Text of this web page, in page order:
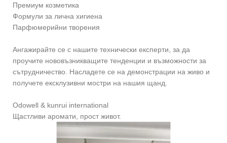
Премиум козметика
Формули за лична хигиена
Парфюмерийни творения
Ангажирайте се с нашите технически експерти, за да
проучите нововъзникващите тенденции и възможности за
сътрудничество. Насладете се на демонстрации на живо и
получете ексклузивни мостри на нашия щанд.
Odowell & kunrui international
Щастливи аромати, прост живот.